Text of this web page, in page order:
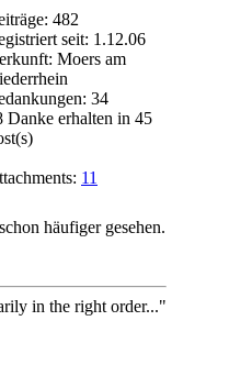
482
seit: 1.12.06
Moers am
34
Danke erhalten in 45
11
häufiger gesehen.
in the right order..."